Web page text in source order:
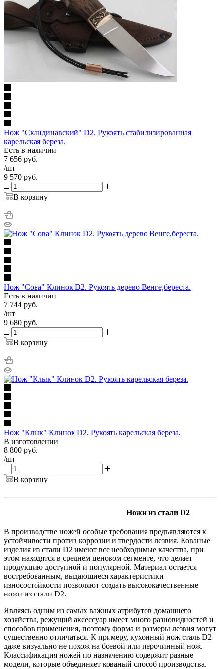
Нож "Скандинавский" D2. Рукоять стабилизированная
карельская береза.
Есть в наличии
7 656 руб.
/шт
9 570 руб.
В корзину
Нож "Сова" Клинок D2. Рукоять дерево Венге,береста.
Есть в наличии
7 744 руб.
/шт
9 680 руб.
В корзину
Нож "Клык" Клинок D2. Рукоять карельская береза.
В изготовлении
8 800 руб.
/шт
В корзину
Ножи из стали D2
В производстве ножей особые требования предъявляются к
устойчивости против коррозии и твердости лезвия. Кованые
изделия из стали D2 имеют все необходимые качества, при
этом находятся в среднем ценовом сегменте, что делает
продукцию доступной и популярной. Материал остается
востребованным, выдающиеся характеристики
износостойкости позволяют создать высококачественные
ножи из стали D2.
Являясь одним из самых важных атрибутов домашнего
хозяйства, режущий аксессуар имеет много разновидностей и
способов применения, поэтому форма и размеры лезвия могут
существенно отличаться. К примеру, кухонный нож сталь D2
даже визуально не похож на боевой или перочинный нож.
Классификация ножей по назначению содержит разные
модели, которые объединяет кованый способ производства.